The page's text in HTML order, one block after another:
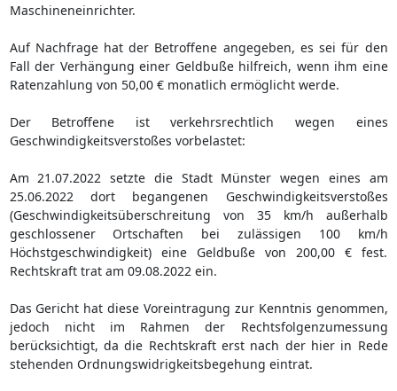
Maschineneinrichter.
Auf Nachfrage hat der Betroffene angegeben, es sei für den
Fall der Verhängung einer Geldbuße hilfreich, wenn ihm eine
Ratenzahlung von 50,00 € monatlich ermöglicht werde.
Der Betroffene ist verkehrsrechtlich wegen eines
Geschwindigkeitsverstoßes vorbelastet:
Am 21.07.2022 setzte die Stadt Münster wegen eines am
25.06.2022 dort begangenen Geschwindigkeitsverstoßes
(Geschwindigkeitsüberschreitung von 35 km/h außerhalb
geschlossener Ortschaften bei zulässigen 100 km/h
Höchstgeschwindigkeit) eine Geldbuße von 200,00 € fest.
Rechtskraft trat am 09.08.2022 ein.
Das Gericht hat diese Voreintragung zur Kenntnis genommen,
jedoch nicht im Rahmen der Rechtsfolgenzumessung
berücksichtigt, da die Rechtskraft erst nach der hier in Rede
stehenden Ordnungswidrigkeitsbegehung eintrat.